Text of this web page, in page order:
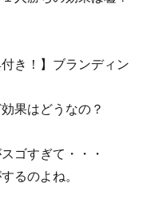
き！】ブランディン
果はどうなの？
ゴすぎて・・・
るのよね。